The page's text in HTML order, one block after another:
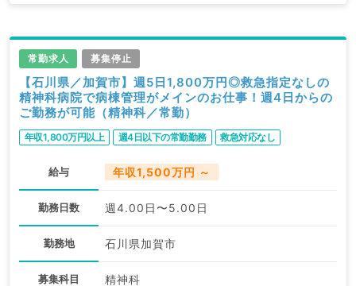
常勤求人 募集停止
【石川県／加賀市】週5日1,800万円◎救急指定なしの
精神科病院で病棟管理がメインのお仕事！週4日からの
ご勤務が可能（精神科／常勤）
年収1,800万円以上 週4日以下の常勤勤務 救急対応なし
給与 年収1,500万円 ～
勤務日数 週4.00日〜5.00日
勤務地 石川県加賀市
募集科目 精神科